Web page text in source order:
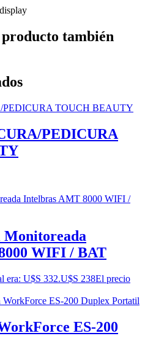
también
PEDICURA
WIFI / BAT
era: U$S 332.U$S 238El precio
ES-200